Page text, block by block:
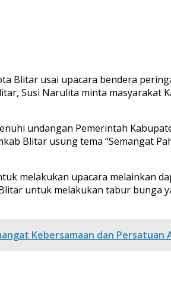
Blitar usai upacara bendera
Susi Narulita minta
undangan Pemerintah
Blitar usung tema “Semangat
melakukan upacara melainkan
untuk melakukan tabur bunga
Kebersamaan dan